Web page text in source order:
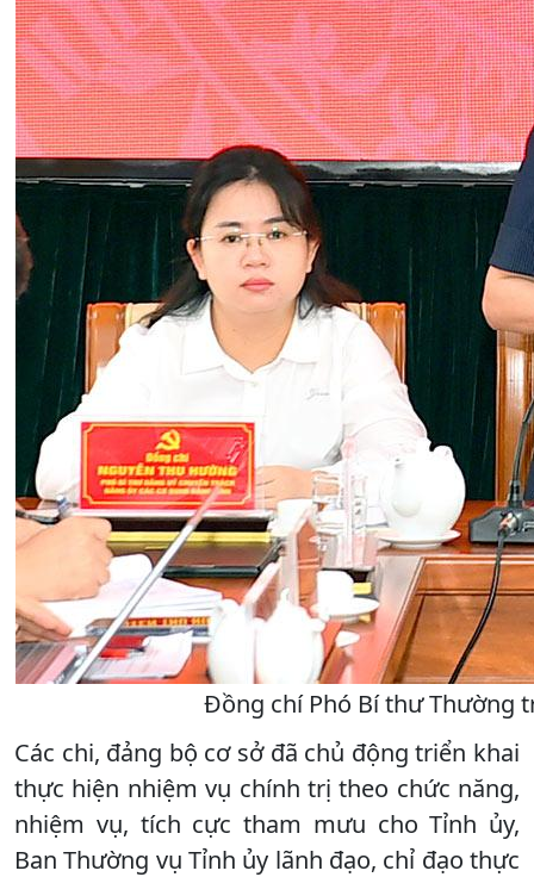
Đồng chí Phó Bí thư Thường
Các chi, đảng bộ cơ sở đã chủ động triển khai
thực hiện nhiệm vụ chính trị theo chức năng,
nhiệm vụ, tích cực tham mưu cho Tỉnh ủy,
Ban Thường vụ Tỉnh ủy lãnh đạo, chỉ đạo thực